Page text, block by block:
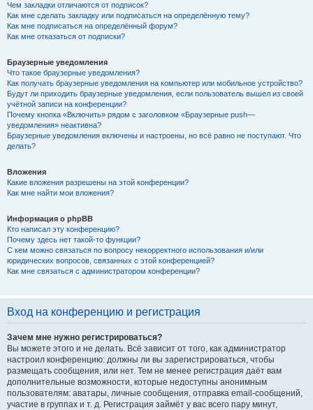
Чем закладки отличаются от подписок?
Как мне сделать закладку или подписаться на определённую тему?
Как мне подписаться на определённый форум?
Как мне отказаться от подписки?
Браузерные уведомления
Что такое браузерные уведомления?
Как получать браузерные уведомления на компьютер или мобильное устройство?
Будут ли приходить браузерные уведомления, если пользователь вышел из своей
учётной записи на конференции?
Почему кнопка «Включить» рядом с заголовком «Браузерные push—
уведомления» неактивна?
Браузерные уведомления включены и настроены, но всё равно не поступают. Что
делать?
Вложения
Какие вложения разрешены на этой конференции?
Как мне найти мои вложения?
Информация о phpBB
Кто написал эту конференцию?
Почему здесь нет такой-то функции?
С кем можно связаться по вопросу некорректного использования и/или
юридических вопросов, связанных с этой конференцией?
Как мне связаться с администратором конференции?
Вход на конференцию и регистрация
Зачем мне нужно регистрироваться?
Вы можете этого и не делать. Всё зависит от того, как администратор
настроил конференцию: должны ли вы зарегистрироваться, чтобы
размещать сообщения, или нет. Тем не менее регистрация даёт вам
дополнительные возможности, которые недоступны анонимным
пользователям: аватары, личные сообщения, отправка email-сообщений,
участие в группах и т. д. Регистрация займёт у вас всего пару минут,